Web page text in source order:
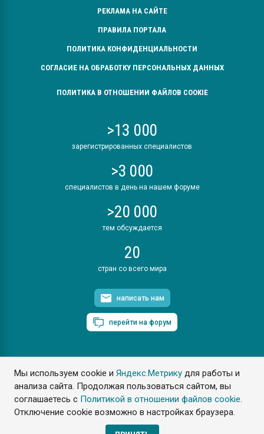
Мы используем cookie иЯндекс.Метрику для работы и
анализа сайта. Продолжая пользоваться сайтом, вы
соглашаетесь с Политикой в отношении файлов cookie.
Отключение cookie возможно в настройках браузера.
РЕКЛАМА НА САЙТЕ
ПРАВИЛА ПОРТАЛА
ПОЛИТИКА КОНФИДЕНЦИАЛЬНОСТИ
СОГЛАСИЕ НА ОБРАБОТКУ ПЕРСОНАЛЬНЫХ ДАННЫХ
ПОЛИТИКА В ОТНОШЕНИИ ФАЙЛОВ COOKIE
>13 000
зарегистрированных специалистов
>3 000
специалистов в день на нашем форуме
>20 000
тем обсуждается
20
стран со всего мира
написать нам
перейти на форум
ПластЭксперт © 2006. Все права защищены
Разрешается копирование материалов сайта с обязательной
ссылкой на www.e-plastic.ru
Разработка сайта